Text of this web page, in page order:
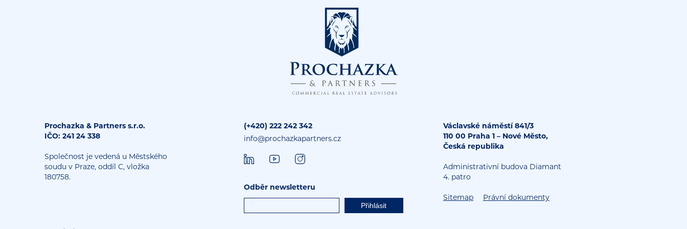
Prochazka & Partners s.r.o.
IČO: 241 24 338
Společnost je vedená u Městského
soudu v Praze, oddíl C, vložka
180758.
(+420) 222 242 342
info@prochazkapartners.cz
Odběr newsletteru
Václavské náměstí 841/3
110 00 Praha 1 – Nové Město,
Česká republika
Administrativní budova Diamant
4. patro
Sitemap Právní dokumenty